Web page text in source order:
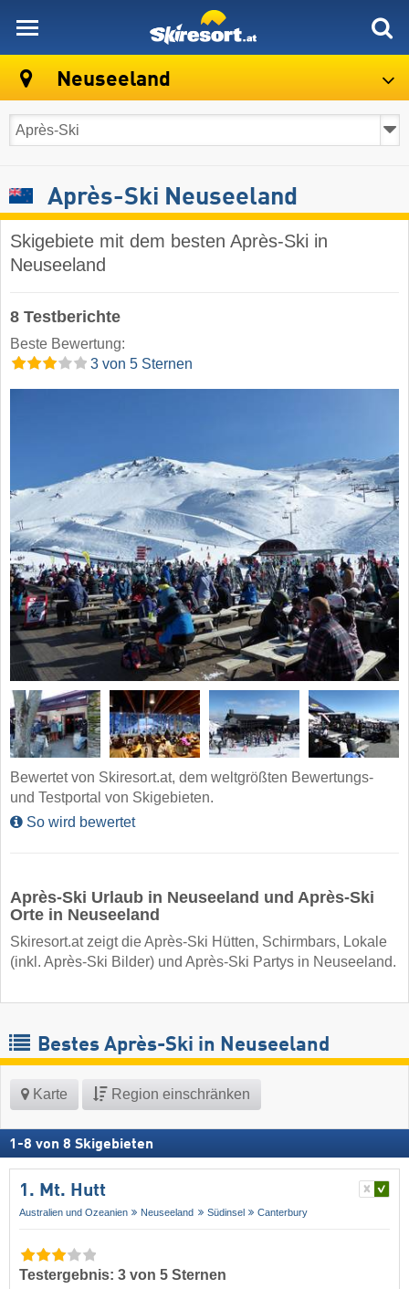
Neuseeland
Après-Ski Neuseeland
Skigebiete mit dem besten Après-Ski in
Neuseeland
8 Testberichte
Beste Bewertung:
3 von 5 Sternen
Bewertet von Skiresort.at, dem weltgrößten Bewertungs-
und Testportal von Skigebieten.
So wird bewertet
Après-Ski Urlaub in Neuseeland und Après-Ski
Orte in Neuseeland
Skiresort.at zeigt die Après-Ski Hütten, Schirmbars, Lokale
(inkl. Après-Ski Bilder) und Après-Ski Partys in Neuseeland.
Bestes Après-Ski in Neuseeland
Karte Region einschränken
1 -8 von 8 Skigebieten
1. Mt. Hutt
Australien und Ozeanien Neuseeland Südinsel Canterbury
Testergebnis: 3 von 5 Sternen